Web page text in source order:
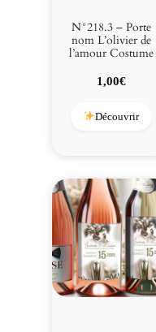
N°218.3 – Porte
nom L’olivier de
l’amour Costume
1,00€
Découvrir